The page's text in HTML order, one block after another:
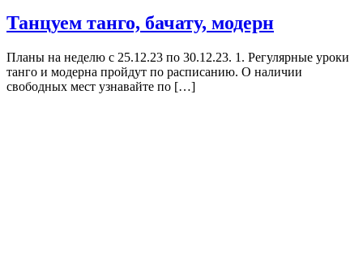
Танцуем танго, бачату, модерн
Планы на неделю с 25.12.23 по 30.12.23. 1. Регулярные уроки
танго и модерна пройдут по расписанию. О наличии
свободных мест узнавайте по […]